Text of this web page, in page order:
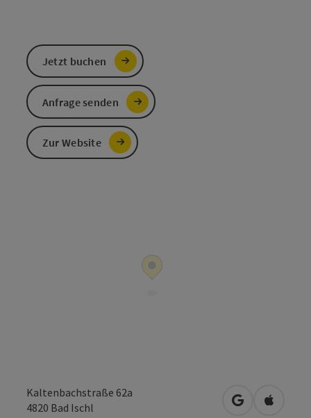
Kaltenbachstraße 62a
4820 Bad Ischl in Google
in
Jetzt buchen
Anfrage senden
Zur Website